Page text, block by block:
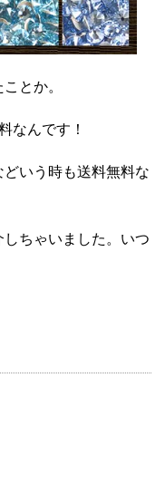
とか。
なんです！
いう時も送料無料な
ちゃいました。いつ